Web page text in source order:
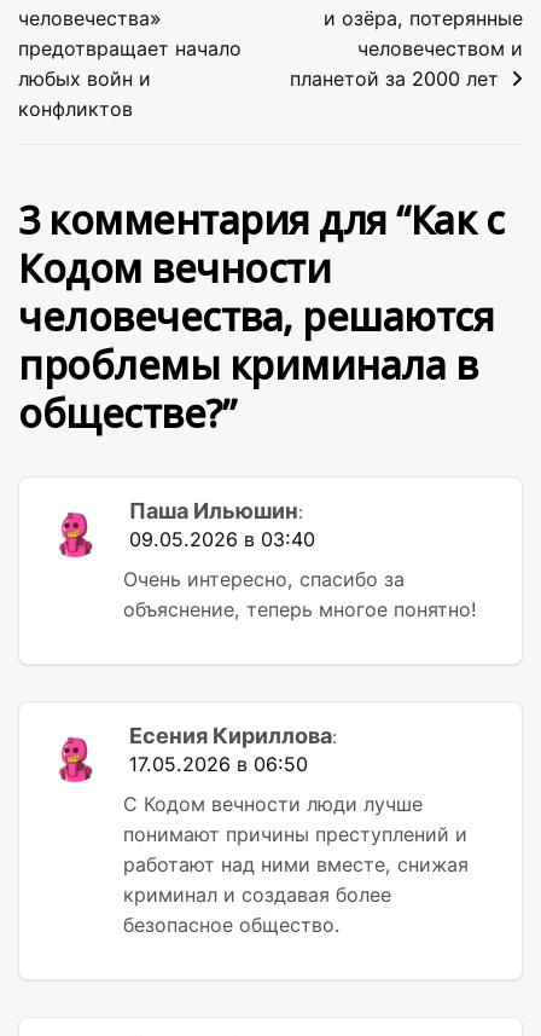
по
записям
человечества»
предотвращает начало
любых войн и
конфликтов
и озёра, потерянные
человечеством и
планетой за 2000 лет
3 комментария для “Как с
Кодом вечности
человечества, решаются
проблемы криминала в
обществе?”
Паша Ильюшин:
09.05.2026 в 03:40
Очень интересно, спасибо за
объяснение, теперь многое понятно!
Есения Кириллова:
17.05.2026 в 06:50
С Кодом вечности люди лучше
понимают причины преступлений и
работают над ними вместе, снижая
криминал и создавая более
безопасное общество.